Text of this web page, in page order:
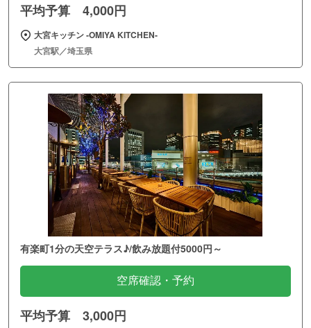
平均予算 4,000円
大宮キッチン ‐OMIYA KITCHEN‐
大宮駅／埼玉県
有楽町1分の天空テラス♪/飲み放題付5000円～
空席確認・予約
平均予算 3,000円